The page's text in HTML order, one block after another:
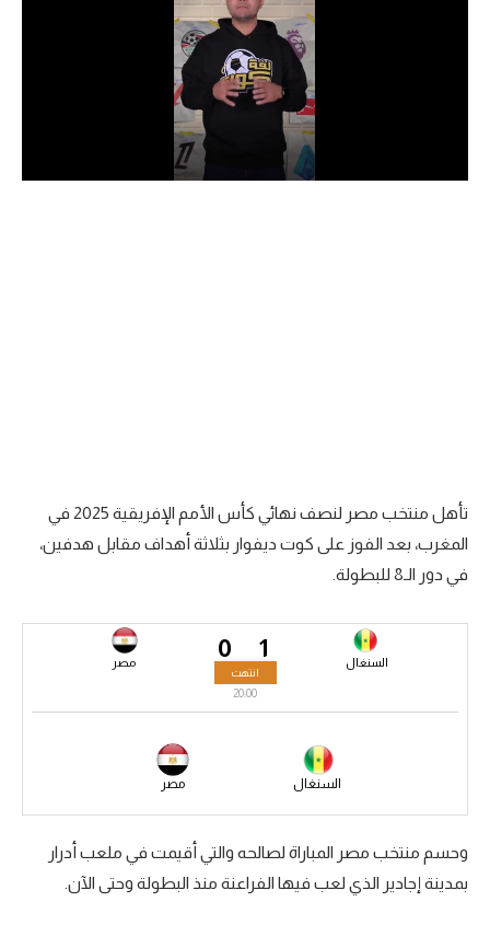
الدوري السعودي للمحترفين
سعودي في الجول
الدوري الإنجليزي
الدوري الإسباني
كرة السلة الأمريكية
كرة سلة
تأهل منتخب مصر لنصف نهائي كأس الأمم الإفريقية 2025 في
المغرب، بعد الفوز على كوت ديفوار بثلاثة أهداف مقابل هدفين،
في دور الـ8 للبطولة.
1 السنغال 0 مصر
انتهت
20:00
السنغال مصر
وحسم منتخب مصر المباراة لصالحه والتي أقيمت في ملعب أدرار
بمدينة إجادير الذي لعب فيها الفراعنة منذ البطولة وحتى الآن.